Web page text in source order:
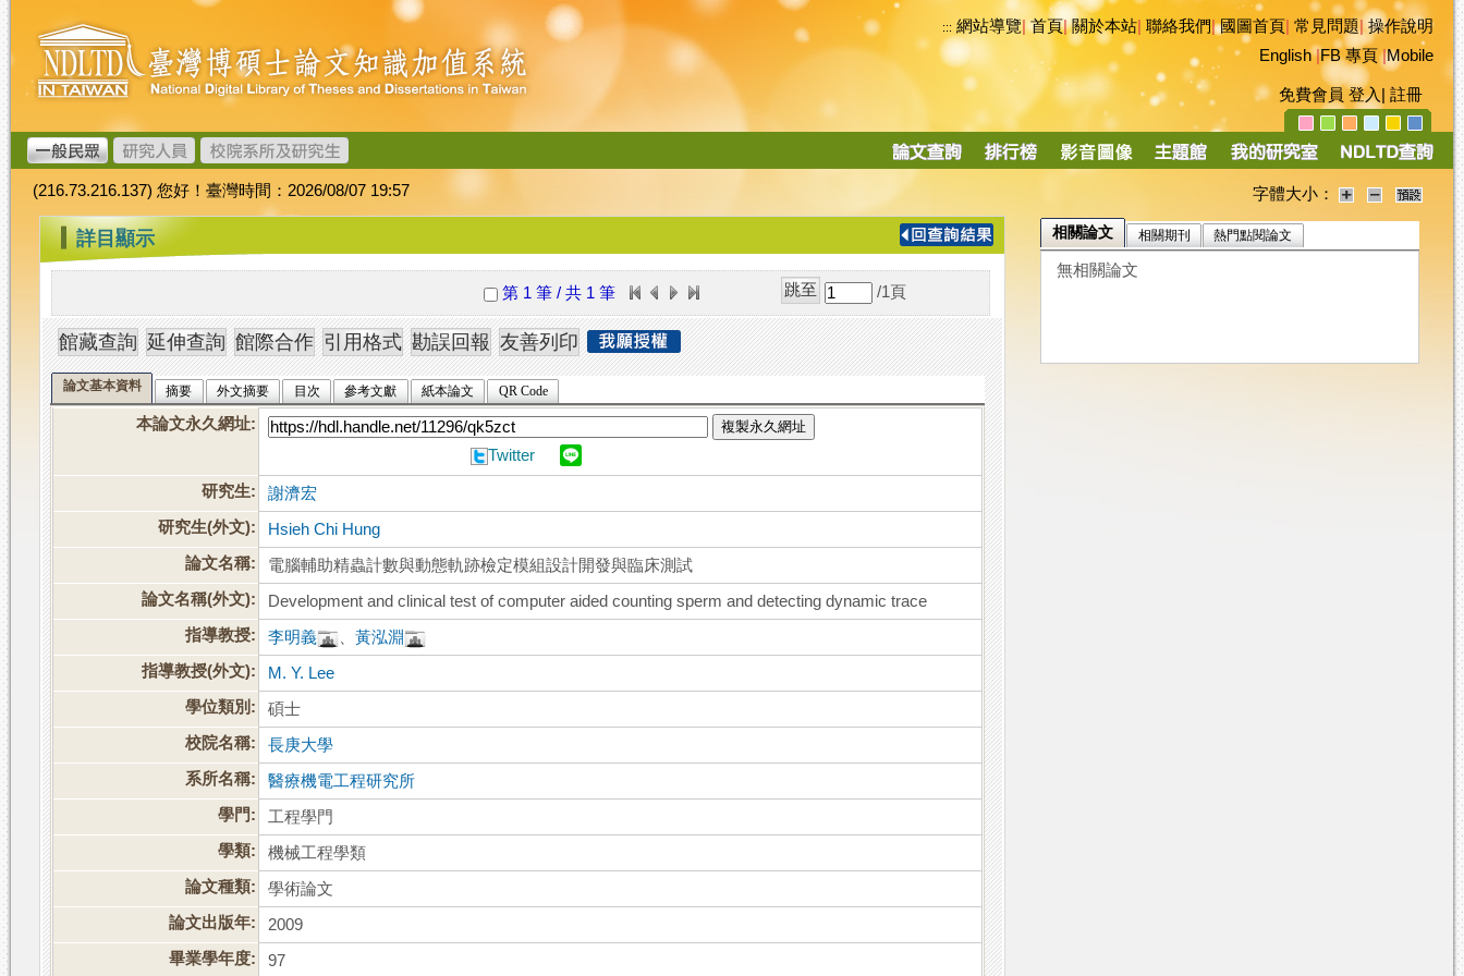
跳
到
主
要
內
容
臺
灣
博
碩
士
論
文
加
值
系
統
::: 網站導覽|首頁|關於本站 聯絡我們|國圖首頁 常見問題|操作說明
English|FB 專頁|Mobile
免費會員 登入 註冊
導
(216.73.216.137) 您好！臺灣時間：2026/08/07 19:57 字體大小：
::: 詳目顯示
第 1 筆 / 共 1 筆 /1 頁
論文基本資料 摘要 外文摘要 目次 參考文獻 紙本論文 QR Code
本論文永久網址: 複製永久網址
Twitter
研究生:
謝濟宏
研究生(外文):
Hsieh Chi Hung
論文名稱:
電腦輔助精蟲計數與動態軌跡檢定模組設計開發與臨床測試
論文名稱(外文):
Development and clinical test of computer aided counting sperm and detecting dynamic trace
指導教授:
李明義 、黃泓淵
指導教授(外文):
M. Y. Lee
學位類別:
碩士
校院名稱:
長庚大學
系所名稱:
醫療機電工程研究所
學門:
工程學門
學類:
機械工程學類
論文種類:
學術論文
論文出版年:
2009
畢業學年度:
97
相關論文 相關期刊 熱門點閱論文
無相關論文